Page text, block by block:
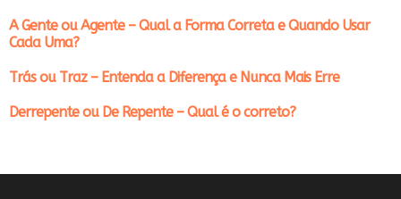
A Gente ou Agente – Qual a Forma Correta e Quando Usar
Cada Uma?
Trás ou Traz – Entenda a Diferença e Nunca Mais Erre
Derrepente ou De Repente – Qual é o correto?